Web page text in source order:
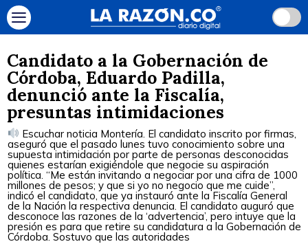
Candidato a la Gobernación de
Córdoba, Eduardo Padilla,
denunció ante la Fiscalía,
presuntas intimidaciones
Escuchar noticia Montería. El candidato inscrito por firmas,
aseguró que el pasado lunes tuvo conocimiento sobre una
supuesta intimidación por parte de personas desconocidas
quienes estarían exigiéndole que negocie su aspiración
política. “Me están invitando a negociar por una cifra de 1000
millones de pesos; y que si yo no negocio que me cuide”,
indicó el candidato, que ya instauró ante la Fiscalía General
de la Nación la respectiva denuncia. El candidato auguró que
desconoce las razones de la ‘advertencia’, pero intuye que la
presión es para que retire su candidatura a la Gobernación de
Córdoba. Sostuvo que las autoridades